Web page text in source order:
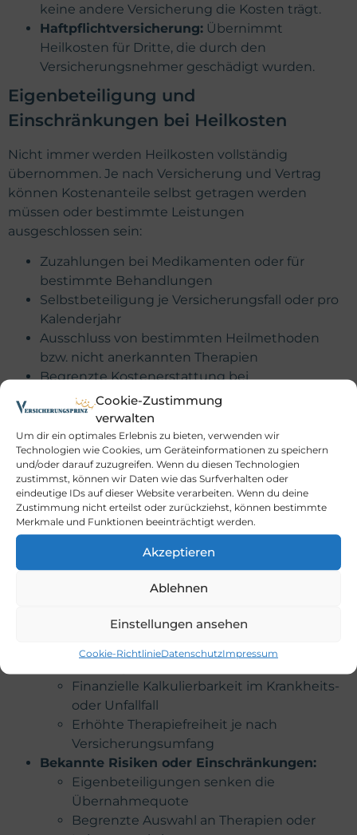
Cookie-Zustimmung
verwalten
Um dir ein optimales Erlebnis zu bieten, verwenden wir
Technologien wie Cookies, um Geräteinformationen zu speichern
und/oder darauf zuzugreifen. Wenn du diesen Technologien
zustimmst, können wir Daten wie das Surfverhalten oder
eindeutige IDs auf dieser Website verarbeiten. Wenn du deine
Zustimmung nicht erteilst oder zurückziehst, können bestimmte
Merkmale und Funktionen beeinträchtigt werden.
Akzeptieren
Ablehnen
Einstellungen ansehen
Cookie-RichtlinieDatenschutzImpressum
keine andere Versicherung die Kosten trägt.
Haftpflichtversicherung: Übernimmt
Heilkosten für Dritte, die durch den
Versicherungsnehmer geschädigt wurden.
Eigenbeteiligung und
Einschränkungen bei Heilkosten
Nicht immer werden Heilkosten vollständig
übernommen. Je nach Versicherung und Vertrag
können Kostenanteile selbst getragen werden
müssen oder bestimmte Leistungen
ausgeschlossen sein:
Zuzahlungen bei Medikamenten oder für
bestimmte Behandlungen
Selbstbeteiligung je Versicherungsfall oder pro
Kalenderjahr
Ausschluss von bestimmten Heilmethoden
bzw. nicht anerkannten Therapien
Begrenzte Kostenerstattung bei
Auslandsbehandlungen oder Wahlleistungen
im Krankenhaus
Praktische Bedeutung und Nutzen von
Heilkosten
Die Regelungen zu Heilkosten bieten für Patienten
und Versicherte verschiedene Vorteile und spielen
eine zentrale Rolle im Gesundheitssystem. Im Alltag
ergeben sich folgende Nutzen und Risiken:
Möglicher Nutzen:
Behandlungskosten
Zugang zu notwendigen medizinischen
Finanzielle Kalkulierbarkeit im Krankheits-
oder Unfallfall
Erhöhte Therapiefreiheit je nach
Versicherungsumfang
Bekannte Risiken oder Einschränkungen:
Eigenbeteiligungen senken die
Übernahmequote
Begrenzte Auswahl an Therapien oder